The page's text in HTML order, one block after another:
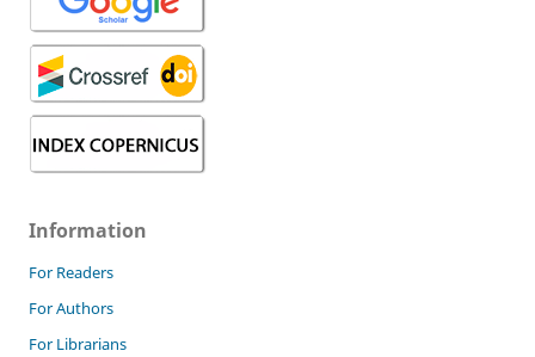
Information
For Readers
For Authors
For Librarians